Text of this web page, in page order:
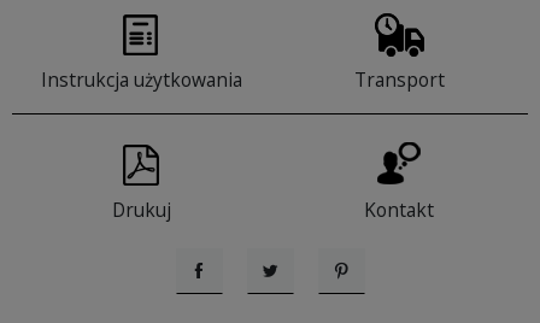
Instrukcja użytkowania Transport
Drukuj Kontakt
UdostępnijTweetujPinterest